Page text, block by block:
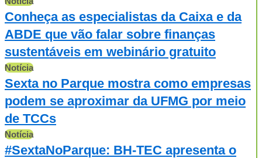
Conheça as especialistas da Caixa e da
ABDE que vão falar sobre finanças
sustentáveis em webinário gratuito
Notícia
Sexta no Parque mostra como empresas
podem se aproximar da UFMG por meio
de TCCs
Notícia
#SextaNoParque: BH-TEC apresenta o